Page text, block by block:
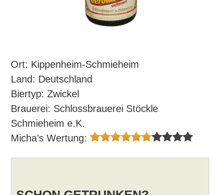
Ort: Kippenheim-Schmieheim
Land: Deutschland
Biertyp: Zwickel
Brauerei: Schlossbrauerei Stöckle
Schmieheim e.K.
Micha’s Wertung: